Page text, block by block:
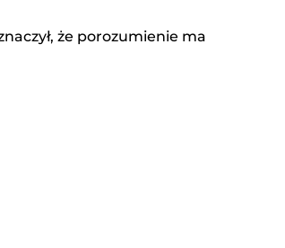
że porozumienie ma